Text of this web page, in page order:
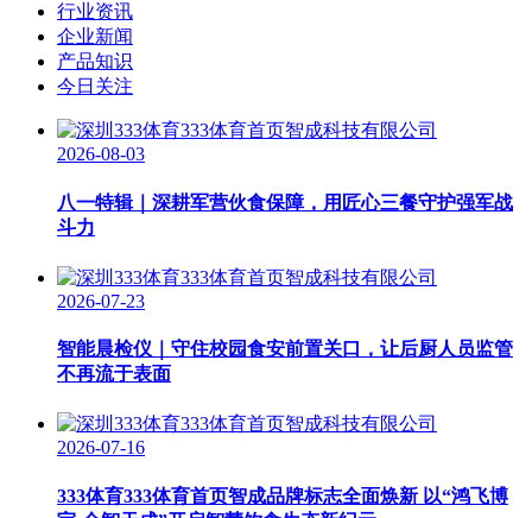
行业资讯
企业新闻
产品知识
今日关注
2026-08-03
八一特辑｜深耕军营伙食保障，用匠心三餐守护强军战
斗力
2026-07-23
智能晨检仪｜守住校园食安前置关口，让后厨人员监管
不再流于表面
2026-07-16
333体育333体育首页智成品牌标志全面焕新 以“鸿飞博